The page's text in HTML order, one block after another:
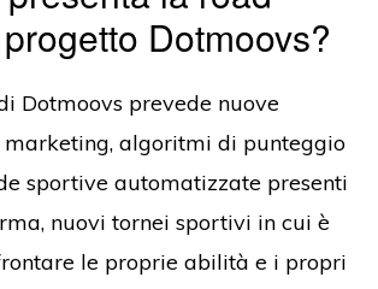
Dotmoovs?
Dotmoovs prevede nuove
algoritmi di punteggio
sportive automatizzate presenti
nuovi tornei sportivi in cui è
le proprie abilità e i propri